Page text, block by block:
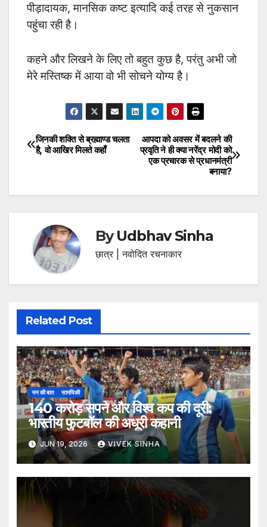
पीड़ादायक, मानसिक कष्ट इत्यादि कई तरह से नुकसान
पहुंचा रही है।
कहने और लिखने के लिए तो बहुत कुछ है, परंतु अभी जो
मेरे मस्तिष्क में आया वो भी सोचने योग्य है।
Post
आपदा को अवसर में बदलने की
प्रवृति ने ही क्या नरेंद्र मोदी को
एक प्रचारक से प्रधानमंत्री
बनाया?
जिनकी शक्ति से ब्रह्माण्ड चलता
है, वो आखिर मिलते कहाँ
ByUdbhav Sinha
छात्र | नवोदित रचनाकार
Related Post
मन की बात सामयिकी
140 करोड़ सपने और विश्व कप की दूरी:
भारतीय फुटबॉल की अधूरी कहानी
JUN 19, 2026 VIVEK SINHA